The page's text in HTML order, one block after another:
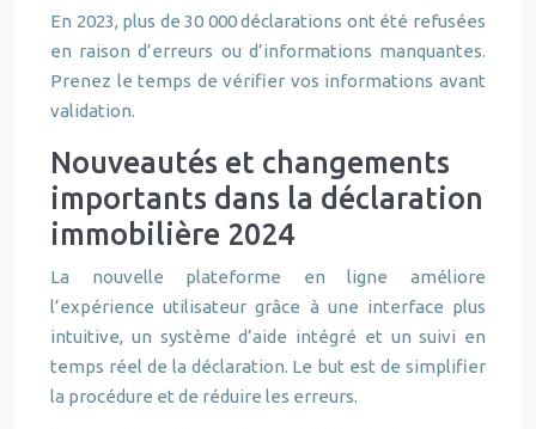
En 2023, plus de 30 000 déclarations ont été refusées
en raison d’erreurs ou d’informations manquantes.
Prenez le temps de vérifier vos informations avant
validation.
Nouveautés et changements
importants dans la déclaration
immobilière 2024
La nouvelle plateforme en ligne améliore
l’expérience utilisateur grâce à une interface plus
intuitive, un système d’aide intégré et un suivi en
temps réel de la déclaration. Le but est de simplifier
la procédure et de réduire les erreurs.